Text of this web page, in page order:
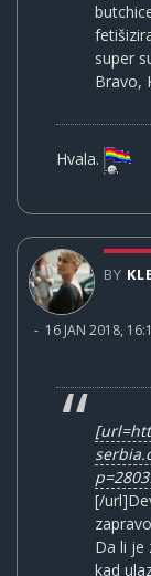
super
Bravo,
Hvala.
BY
- 16 JAN 2018,
[/
Da li je
kad